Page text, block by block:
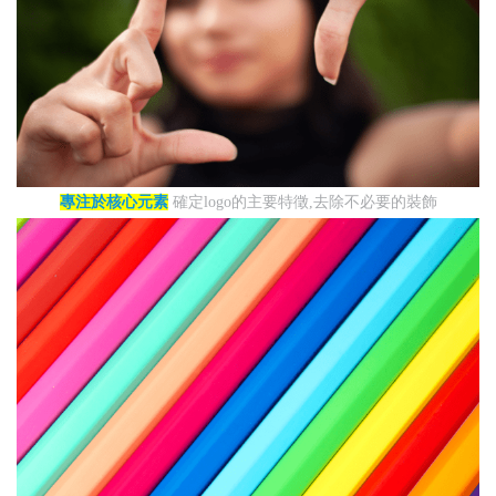
專注於核心元素確定logo的主要特徵,去除不必要的裝飾